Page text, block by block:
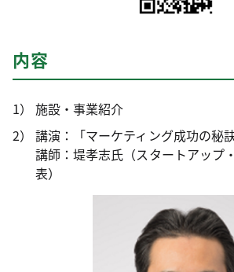
内容
施設・事業紹介
講演：「マーケティング成功の秘
講師：堤孝志氏（スタートアップ
表）